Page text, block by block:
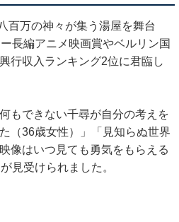
百万の神々が集う湯屋を舞台
長編アニメ映画賞やベルリン国
行収入ランキング2位に君臨し
もできない千尋が自分の考えを
（36歳女性）」「見知らぬ世界
像はいつ見ても勇気をもらえる
見受けられました。